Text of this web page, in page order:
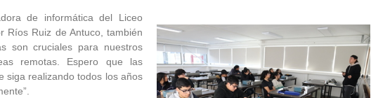
de informática del Liceo
Ríos Ruiz de Antuco, también
son cruciales para nuestros
remotas. Espero que las
siga realizando todos los años